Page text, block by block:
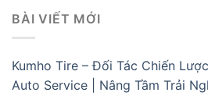
BÀI VIẾT MỚI
Kumho Tire – Đối Tác Chiến
Auto Service | Nâng Tầm Trải